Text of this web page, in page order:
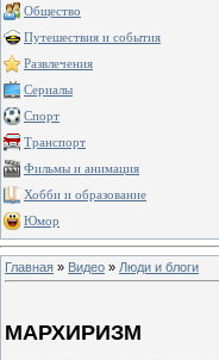
Общество
Путешествия и события
Развлечения
Сериалы
Спорт
Транспорт
Фильмы и анимация
Хобби и образование
Юмор
Главная » Видео » Люди и блоги
МАРХИРИЗМ